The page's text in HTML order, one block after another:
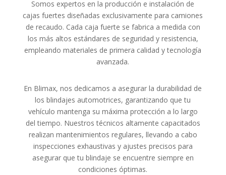
Somos expertos en la producción e instalación de
cajas fuertes diseñadas exclusivamente para camiones
de recaudo. Cada caja fuerte se fabrica a medida con
los más altos estándares de seguridad y resistencia,
empleando materiales de primera calidad y tecnología
avanzada.
En Blimax, nos dedicamos a asegurar la durabilidad de
los blindajes automotrices, garantizando que tu
vehículo mantenga su máxima protección a lo largo
del tiempo. Nuestros técnicos altamente capacitados
realizan mantenimientos regulares, llevando a cabo
inspecciones exhaustivas y ajustes precisos para
asegurar que tu blindaje se encuentre siempre en
condiciones óptimas.